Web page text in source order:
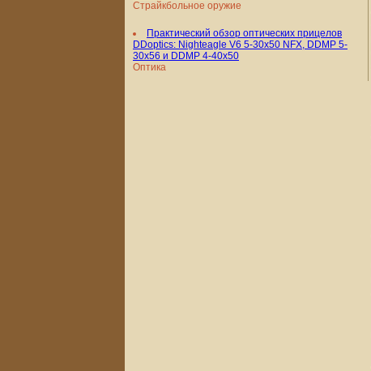
Страйкбольное оружие
Практический обзор оптических прицелов
DDoptics: Nighteagle V6 5-30x50 NFX, DDMP 5-
30x56 и DDMP 4-40x50
Оптика